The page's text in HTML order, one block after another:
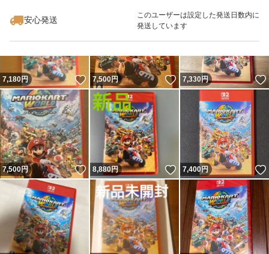
安心発送
このユーザーは設定した発送日数内に
発送しています
7,180円 いいね！
7,500円 いいね！
7,330円
7,500円 いいね！
8,880円 いいね！
7,400円